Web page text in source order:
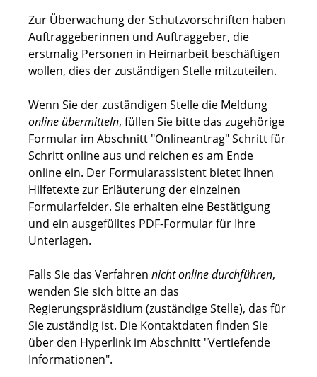
Zur Überwachung der Schutzvorschriften haben
Auftraggeberinnen und Auftraggeber, die
erstmalig Personen in Heimarbeit beschäftigen
wollen, dies der zuständigen Stelle mitzuteilen.
Wenn Sie der zuständigen Stelle die Meldung
online übermitteln, füllen Sie bitte das zugehörige
Formular im Abschnitt "Onlineantrag" Schritt für
Schritt online aus und reichen es am Ende
online ein. Der Formularassistent bietet Ihnen
Hilfetexte zur Erläuterung der einzelnen
Formularfelder. Sie erhalten eine Bestätigung
und ein ausgefülltes PDF-Formular für Ihre
Unterlagen.
Falls Sie das Verfahren nicht online durchführen,
wenden Sie sich bitte an das
Regierungspräsidium (zuständige Stelle), das für
Sie zuständig ist. Die Kontaktdaten finden Sie
über den Hyperlink im Abschnitt "Vertiefende
Informationen".